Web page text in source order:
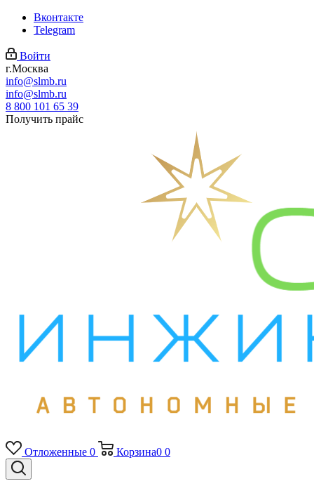
Вконтакте
Telegram
Войти
г.Москва
info@slmb.ru
info@slmb.ru
8 800 101 65 39
Получить прайс
Отложенные 0 Корзина0 0